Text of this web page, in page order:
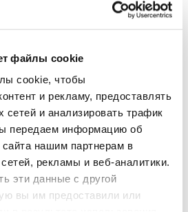
файлы cookie
cookie, чтобы
и рекламу, предоставлять
и анализировать трафик
передаем информацию об
нашим партнерам в
рекламы и веб-аналитики.
эти данные с другой
вы им предоставили или
SandProtec® AU
Автоматические
медиафильтры